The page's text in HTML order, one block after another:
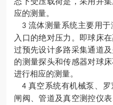
应的测量。
3 流体测量系统主要用
入口的绝对压力。即球床
过预先设计多路采集通道
的测量探头和传感器对球
进行相应的测量。
4 真空系统有机械泵
、
闸阀、管道及真空测控仪